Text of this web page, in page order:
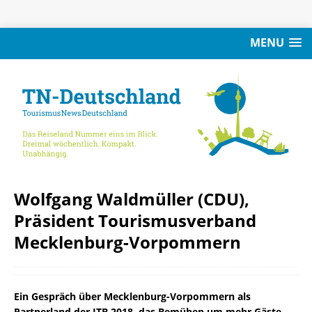
MENU
Wolfgang Waldmüller (CDU),
Präsident Tourismusverband
Mecklenburg-Vorpommern
Ein Gespräch über Mecklenburg-Vorpommern als